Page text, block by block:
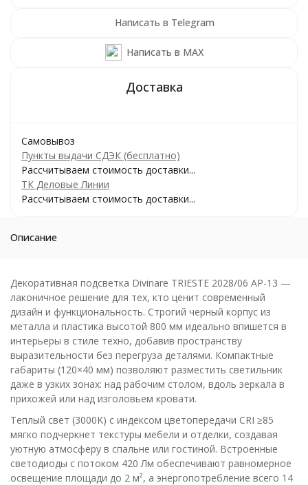
Написать в Telegram
Написать в MAX
Самовывоз
Пункты выдачи СДЭК (бесплатно)
Рассчитываем стоимость доставки...
ТК Деловые Линии
Рассчитываем стоимость доставки...
Описание
Декоративная подсветка Divinare TRIESTE 2028/06 AP-13 —
лаконичное решение для тех, кто ценит современный
дизайн и функциональность. Строгий черный корпус из
металла и пластика высотой 800 мм идеально впишется в
интерьеры в стиле техно, добавив пространству
выразительности без перегруза деталями. Компактные
габариты (120×40 мм) позволяют разместить светильник
даже в узких зонах: над рабочим столом, вдоль зеркала в
прихожей или над изголовьем кровати.
Теплый свет (3000K) с индексом цветопередачи CRI ≥85
мягко подчеркнет текстуры мебели и отделки, создавая
уютную атмосферу в спальне или гостиной. Встроенные
светодиоды с потоком 420 Лм обеспечивают равномерное
освещение площади до 2 м², а энергопотребление всего 14